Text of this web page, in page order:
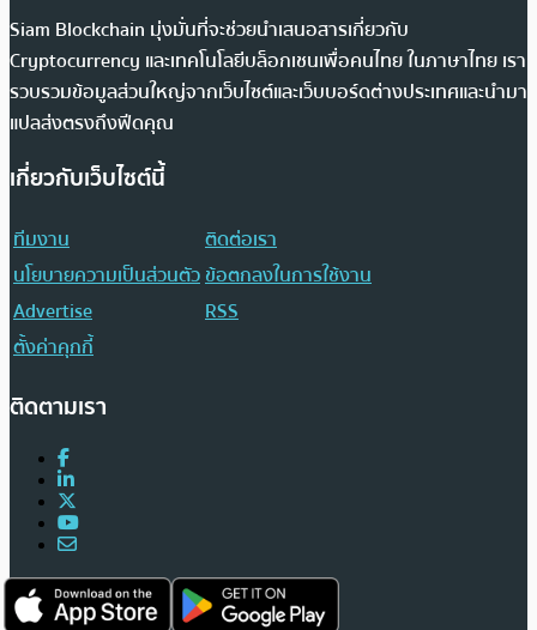
Siam Blockchain มุ่งมั่นที่จะช่วยนำเสนอสารเกี่ยวกับ
Cryptocurrency และเทคโนโลยีบล็อกเชนเพื่อคนไทย ในภาษาไทย เรา
รวบรวมข้อมูลส่วนใหญ่จากเว็บไซต์และเว็บบอร์ดต่างประเทศและนำมา
แปลส่งตรงถึงฟีดคุณ
เกี่ยวกับเว็บไซต์นี้
ทีมงาน
ติดต่อเรา
นโยบายความเป็นส่วนตัวข้อตกลงในการใช้งาน
Advertise
RSS
ตั้งค่าคุกกี้
ติดตามเรา